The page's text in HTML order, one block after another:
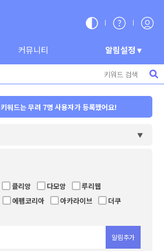
커뮤니티 알림설정 ▾
키워드는 무려 2명 사용자가 등록했어요!
키워드는 무려 7명 사용자가 등록했어요!
키워드는 무려 5명 사용자가 등록했어요!
▼
클리앙 다모앙
루리웹
에펨코리아 아카라이브
더쿠
알림추가